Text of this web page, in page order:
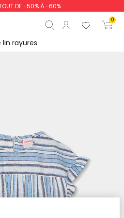
TOUT DE -50% À -60%
0
Commencer la
lin rayures